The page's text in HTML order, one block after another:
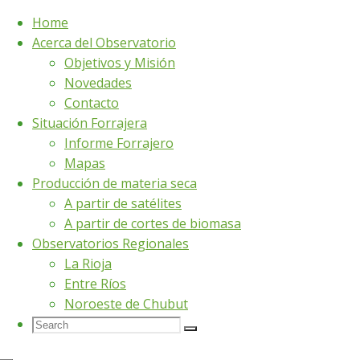
content
Home
Acerca del Observatorio
Objetivos y Misión
Novedades
Contacto
Situación Forrajera
Informe Forrajero
Mapas
Producción de materia seca
A partir de satélites
A partir de cortes de biomasa
Observatorios Regionales
La Rioja
Entre Ríos
Noroeste de Chubut
Search
Search
Search
Observatorio Forrajero
Nacional
Sistema Nacional de Diagnóstico, Planificación,
Seguimiento y Prospección Forrajera en Sistemas
Ganaderos
Producción de materia seca
Informe Forrajero